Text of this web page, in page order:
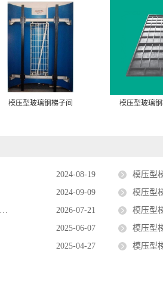
模压型玻璃钢梯子间 模压型玻璃
2024-08-19
模压型梯子
2024-09-09
模压型
2026-07-21
模压型
2025-06-07
模压型
2025-04-27 模压型